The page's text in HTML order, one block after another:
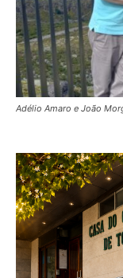
Adélio Amaro e João